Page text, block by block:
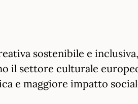
sostenibile e
il settore culturale
e maggiore impatto